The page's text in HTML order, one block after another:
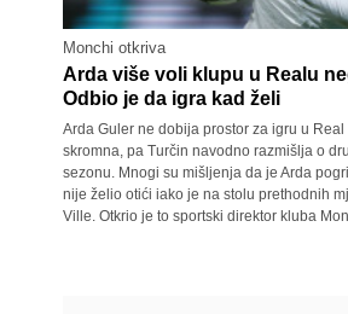
Monchi otkriva
Arda više voli klupu u Realu
Odbio je da igra kad želi
Arda Guler ne dobija prostor za igru u
skromna, pa Turčin navodno razmišlja o
sezonu. Mnogi su mišljenja da je Arda
nije želio otići iako je na stolu prethodnih
Ville. Otkrio je to sportski direktor kluba